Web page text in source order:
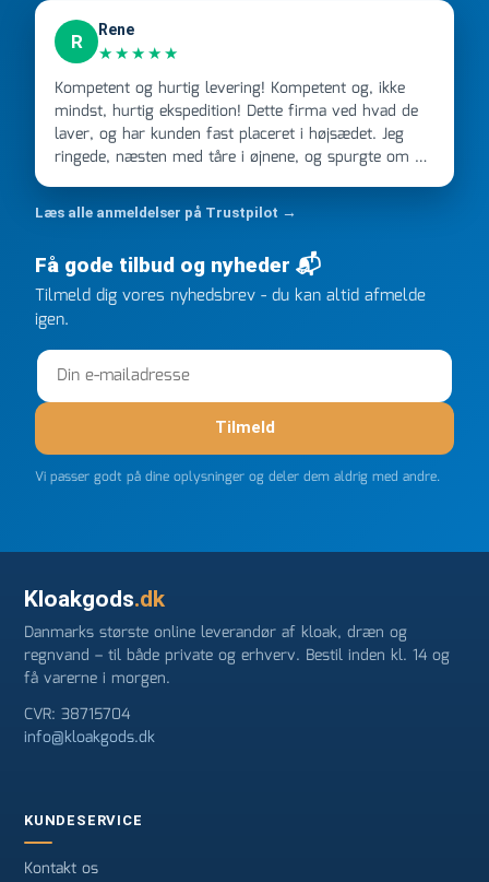
R
Rene
★★★★★
Kompetent og hurtig levering! Kompetent og, ikke
mindst, hurtig ekspedition! Dette firma ved hvad de
laver, og har kunden fast placeret i højsædet. Jeg
ringede, næsten med tåre i øjnene, og spurgte om de
kunne overholde en 2 måneder gammel aftale. Jeg
ringede onsdag kl 16, og min store ordre kom dagen
efter kl 6.45! Kan slet ikke få armene ned, og næste
gang jeg skal bruge noget, vil jeg ringe til dem
FØRST. De varmeste og venligste hilsner fra Rene
Læs alle anmeldelser på Trustpilot →
Få gode tilbud og nyheder 📬
Tilmeld dig vores nyhedsbrev - du kan altid afmelde
igen.
Tilmeld
Vi passer godt på dine oplysninger og deler dem aldrig med andre.
Kloakgods.dk
Danmarks største online leverandør af kloak, dræn og
regnvand – til både private og erhverv. Bestil inden kl. 14 og
få varerne i morgen.
CVR: 38715704
info@kloakgods.dk
KUNDESERVICE
Kontakt os